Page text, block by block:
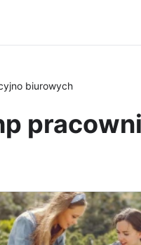
biurowych